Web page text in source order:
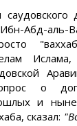
Абд-аль-
о
и
сказал: